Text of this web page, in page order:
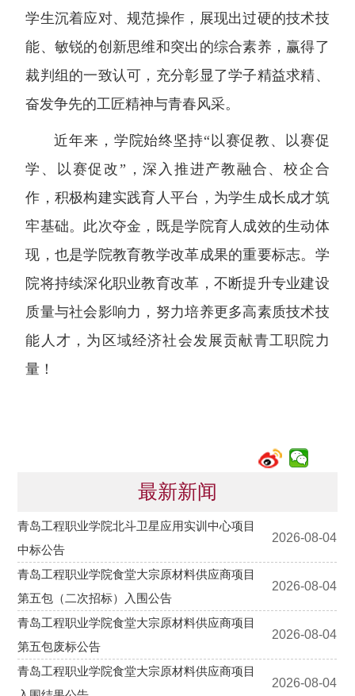
学生沉着应对、规范操作，展现出过硬的技术技
能、敏锐的创新思维和突出的综合素养，赢得了
裁判组的一致认可，充分彰显了学子精益求精、
奋发争先的工匠精神与青春风采。
近年来，学院始终坚持“以赛促教、以赛促
学、以赛促改”，深入推进产教融合、校企合
作，积极构建实践育人平台，为学生成长成才筑
牢基础。此次夺金，既是学院育人成效的生动体
现，也是学院教育教学改革成果的重要标志。学
院将持续深化职业教育改革，不断提升专业建设
质量与社会影响力，努力培养更多高素质技术技
能人才，为区域经济社会发展贡献青工职院力
量！
最新新闻